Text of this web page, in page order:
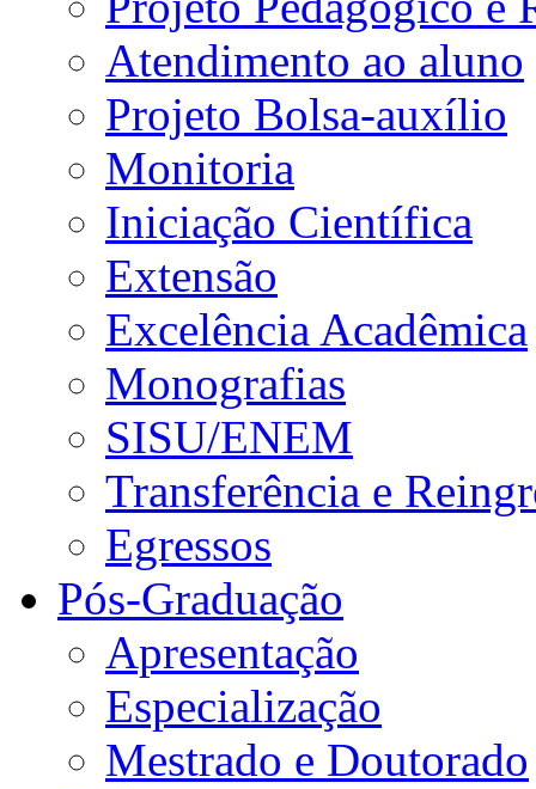
Atendimento ao aluno
Projeto Bolsa-auxílio
Monitoria
Iniciação Científica
Extensão
Excelência Acadêmica
Monografias
SISU/ENEM
Transferência e
Egressos
Pós-Graduação
Apresentação
Especialização
Mestrado e Doutorado